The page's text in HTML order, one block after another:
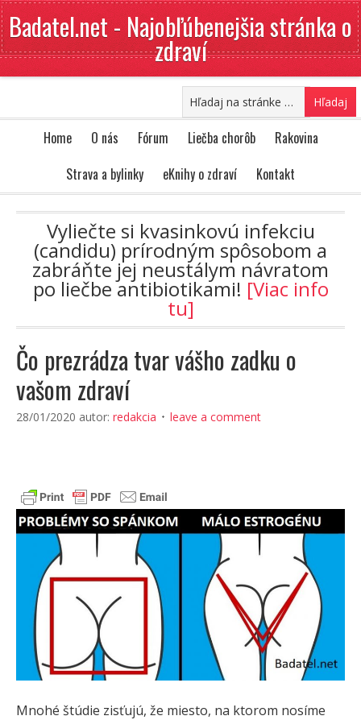
Badatel.net - Najobľúbenejšia stránka o
zdraví
Home O nás Fórum Liečba chorôb
Rakovina
Strava a bylinky
eKnihy o zdraví Kontakt
Vyliečte si kvasinkovú infekciu
(candidu) prírodným spôsobom a
zabráňte jej neustálym návratom
po liečbe antibiotikami! [Viac info
tu]
Čo prezrádza tvar vášho zadku o
vašom zdraví
28/01/2020 autor: redakcia leave a comment
Mnohé štúdie zisťujú, že miesto, na ktorom nosíme